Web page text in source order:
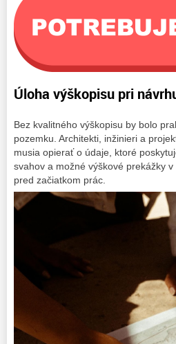
Úloha výškopisu pri
Bez kvalitného výškopisu by bolo
pozemku. Architekti, inžinieri a
musia opierať o údaje, ktoré
svahov a možné výškové prekážky
pred začiatkom prác.